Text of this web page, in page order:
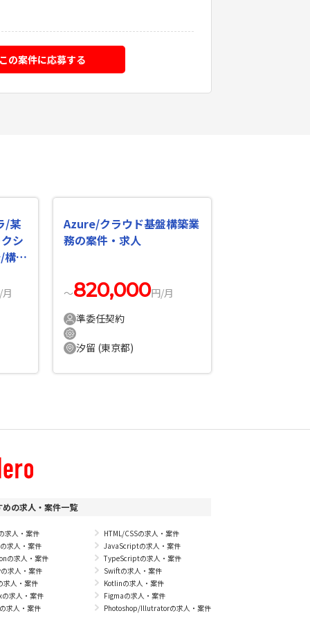
の案件に応募する
/某
シ
構築
Azure/クラウド基盤構築業
務の案件・求人
〜820,000円/月
準委任契約
汐留 (東京都)
めの求人・案件一覧
求人・案件
求人・案件
の求人・案件
求人・案件
求人・案件
求人・案件
求人・案件
HTML/CSSの求人・案件
JavaScriptの求人・案件
TypeScriptの求人・案件
Swiftの求人・案件
Kotlinの求人・案件
Figmaの求人・案件
Photoshop/Illutratorの求人・案件